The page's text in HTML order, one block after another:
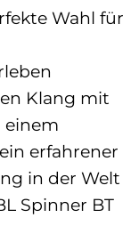
Wahl für
Klang mit
einem
erfahrener
in der Welt
Spinner BT